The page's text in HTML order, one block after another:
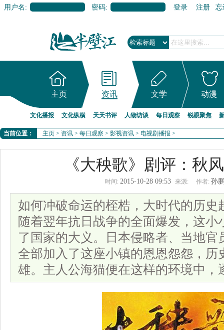
用户名: 密码: 登录 注册 忘
主页 资讯 文学 动漫
文化播报 文化纵横 天天书评 人物访谈 每日观察 锐眼聚焦
当前位置： 主页 > 资讯 > 每日观察 > 影视资讯 > 电视剧播报 >
《大秧歌》剧评：秋
时间: 2015-10-28 09:53 来源: 作者: 孙
如何冲破命运的桎梏，大时代的历史
随着翌年抗日战争的全面爆发，这小
了国家的大义。日本侵略者、当地官
全部加入了这座小镇的恩恩怨怨，历
雄。主人公海猫便在这样的环境中，